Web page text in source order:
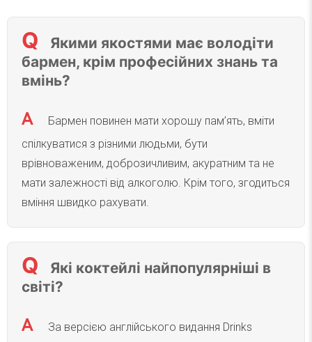
Якими якостями має володіти
бармен, крім професійних знань та
вмінь?
Бармен повинен мати хорошу пам’ять, вміти
спілкуватися з різними людьми, бути
врівноваженим, доброзичливим, акуратним та не
мати залежності від алкоголю. Крім того, згодиться
вміння швидко рахувати.
Які коктейлі найпопулярніші в
світі?
За версією англійського видання Drinks